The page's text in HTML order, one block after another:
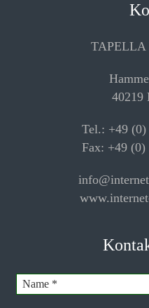
TAPELLA
40219
Tel.: +49 (0)
Fax: +49 (0)